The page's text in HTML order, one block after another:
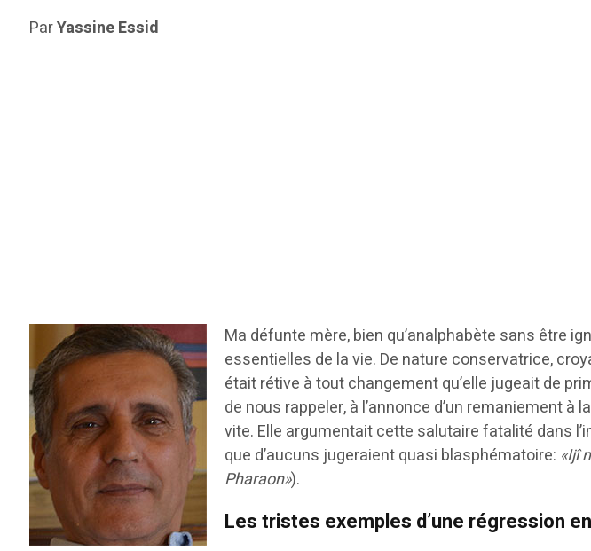
ParYassine Essid
Ma défunte mère, bien qu’analphabète sans être
essentielles de la vie. De nature conservatrice,
était rétive à tout changement qu’elle jugeait de
de nous rappeler, à l’annonce d’un remaniement à
vite. Elle argumentait cette salutaire fatalité dans
que d’aucuns jugeraient quasi blasphématoire: «Ijî
Pharaon»).
Les tristes exemples d’une régression